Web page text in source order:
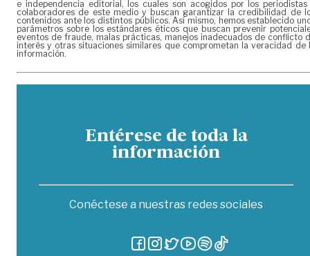
e independencia editorial, los cuales son acogidos por los periodistas
colaboradores de este medio y buscan garantizar la credibilidad de
contenidos ante los distintos públicos. Así mismo, hemos establecido
parámetros sobre los estándares éticos que buscan prevenir
eventos de fraude, malas prácticas, manejos inadecuados de conflicto
interés y otras situaciones similares que comprometan la veracidad de
información.
Entérese de toda la
información
Conéctese a nuestras redes sociales